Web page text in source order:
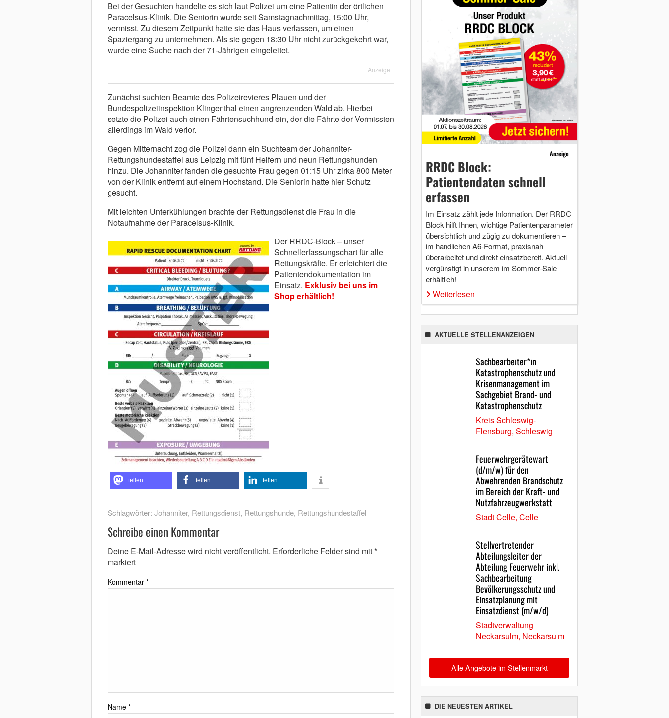
Bei der Gesuchten handelte es sich laut Polizei um eine Patientin der örtlichen
Paracelsus-Klinik. Die Seniorin wurde seit Samstagnachmittag, 15:00 Uhr,
vermisst. Zu diesem Zeitpunkt hatte sie das Haus verlassen, um einen
Spaziergang zu unternehmen. Als sie gegen 18:30 Uhr nicht zurückgekehrt war,
wurde eine Suche nach der 71-Jährigen eingeleitet.
Anzeige
Zunächst suchten Beamte des Polizeirevieres Plauen und der
Bundespolizeiinspektion Klingenthal einen angrenzenden Wald ab. Hierbei
setzte die Polizei auch einen Fährtensuchhund ein, der die Fährte der Vermissten
allerdings im Wald verlor.
Gegen Mitternacht zog die Polizei dann ein Suchteam der Johanniter-
Rettungshundestaffel aus Leipzig mit fünf Helfern und neun Rettungshunden
hinzu. Die Johanniter fanden die gesuchte Frau gegen 01:15 Uhr zirka 800 Meter
von der Klinik entfernt auf einem Hochstand. Die Seniorin hatte hier Schutz
gesucht.
Mit leichten Unterkühlungen brachte der Rettungsdienst die Frau in die
Notaufnahme der Paracelsus-Klinik.
Der RRDC-Block – unser
Schnellerfassungschart für alle
Rettungskräfte. Er erleichtert die
Patientendokumentation im
Einsatz. Exklusiv bei uns im
Shop erhältlich!
teilen teilen teilen
Schlagwörter: Johanniter, Rettungsdienst, Rettungshunde, Rettungshundestaffel
Schreibe einen Kommentar
Deine E-Mail-Adresse wird nicht veröffentlicht. Erforderliche Felder sind mit*
markiert
Kommentar *
Name *
Anzeige
RRDC Block:
Patientendaten schnell
erfassen
Im Einsatz zählt jede Information. Der RRDC
Block hilft Ihnen, wichtige Patientenparameter
übersichtlich und zügig zu dokumentieren –
im handlichen A6-Format, praxisnah
überarbeitet und direkt einsatzbereit. Aktuell
vergünstigt in unserem im Sommer-Sale
erhältlich!
Weiterlesen
AKTUELLE STELLENANZEIGEN
Sachbearbeiter*in
Katastrophenschutz und
Krisenmanagement im
Sachgebiet Brand- und
Katastrophenschutz
Kreis Schleswig-
Flensburg, Schleswig
Feuerwehrgerätewart
(d/m/w) für den
Abwehrenden Brandschutz
im Bereich der Kraft- und
Nutzfahrzeugwerkstatt
Stadt Celle, Celle
Stellvertretender
Abteilungsleiter der
Abteilung Feuerwehr inkl.
Sachbearbeitung
Bevölkerungsschutz und
Einsatzplanung mit
Einsatzdienst (m/w/d)
Stadtverwaltung
Neckarsulm, Neckarsulm
Alle Angebote im Stellenmarkt
DIE NEUESTEN ARTIKEL